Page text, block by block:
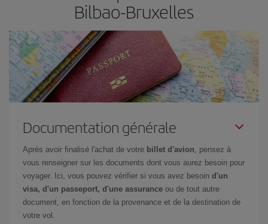
Bilbao-Bruxelles
Documentation générale
Après avoir finalisé l'achat de votre billet d'avion, pensez à
vous renseigner sur les documents dont vous aurez besoin pour
voyager. Ici, vous pouvez vérifier si vous avez besoin d'un
visa, d'un passeport, d'une assurance ou de tout autre
document, en fonction de la provenance et de la destination de
votre vol.